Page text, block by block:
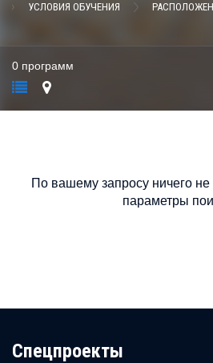
УСЛОВИЯ ОБУЧЕНИЯ
0 программ
По вашему запросу ничего
параметры
Cпецпроекты